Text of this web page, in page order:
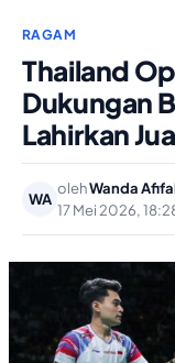
RAGAM
Thailand
Dukungan
Lahirkan
WA
olehWanda
17 Mei 2026,